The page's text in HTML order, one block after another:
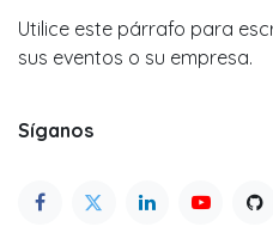
Utilice este párrafo para
sus eventos o su empresa.
Síganos